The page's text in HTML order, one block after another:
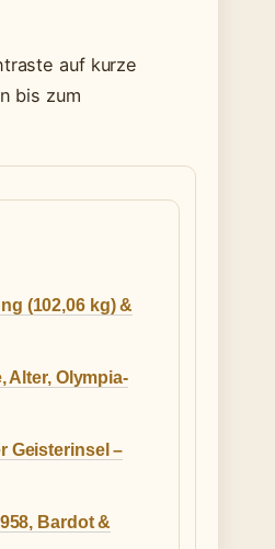
auf kurze
bis zum
(102,06 kg) &
Alter, Olympia-
Geisterinsel –
Bardot &